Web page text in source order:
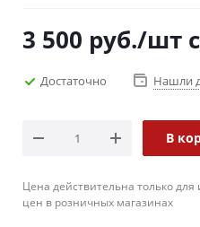
3 500 руб./шт
Достаточно Нашли
В
Цена действительна только
цен в розничных магазинах